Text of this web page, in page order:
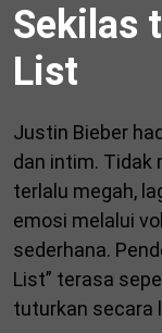
Sekilas
List
Justin Bieber
dan intim. Tidak
terlalu megah,
emosi melalui
sederhana.
List” terasa
tuturkan secara